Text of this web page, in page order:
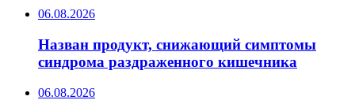
06.08.2026
Назван продукт, снижающий симптомы
синдрома раздраженного кишечника
06.08.2026